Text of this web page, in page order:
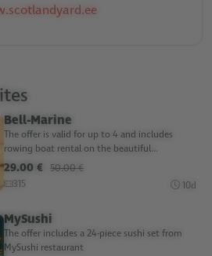
Bell-Marine
The offer is valid for up to 4 and includes
rowing boat rental on the beautiful...
29.00 € 50.00 €
315
10d
MySushi
The offer includes a 24-piece sushi set from
MySushi restaurant